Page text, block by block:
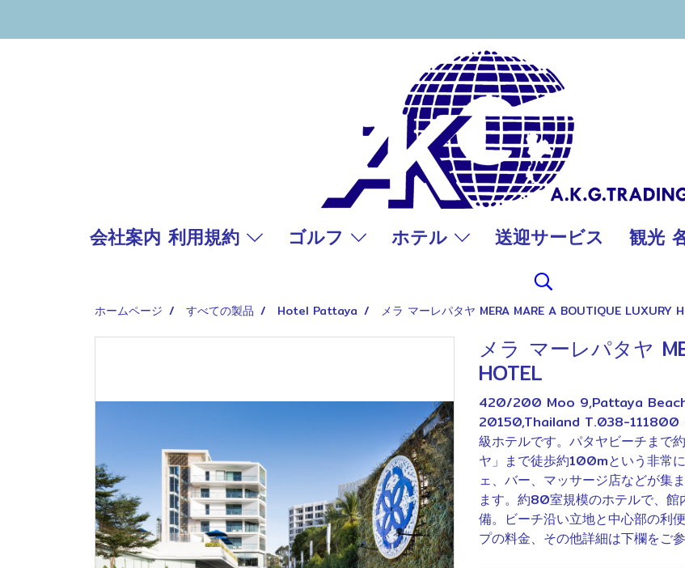
会社案内 利用規約 ゴルフ ホテル 送迎サービス 観光
ホームページ すべての製品 Hotel Pattaya メラ マーレパタヤ MERA MARE A BOUTIQUE LUXURY
メラ マーレパタヤ
HOTEL
420/200 Moo 9,Pattaya
20150,Thailand T.038-111800
級ホテルです。パタヤビーチまで
ヤ」まで徒歩約100mという非常
ェ、バー、マッサージ店などが集
ます。約80室規模のホテルで、
備。ビーチ沿い立地と中心部の利
プの料金、その他詳細は下欄をご